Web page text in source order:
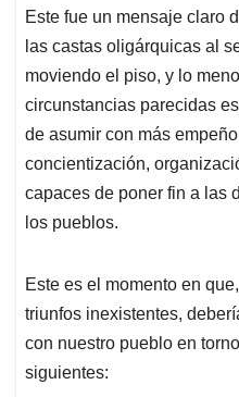
Este fue un mensaje claro
las castas oligárquicas al
moviendo el piso, y lo
circunstancias parecidas
de asumir con más
concientización,
capaces de poner fin a las
los pueblos.
Este es el momento en
triunfos inexistentes,
con nuestro pueblo en
siguientes: